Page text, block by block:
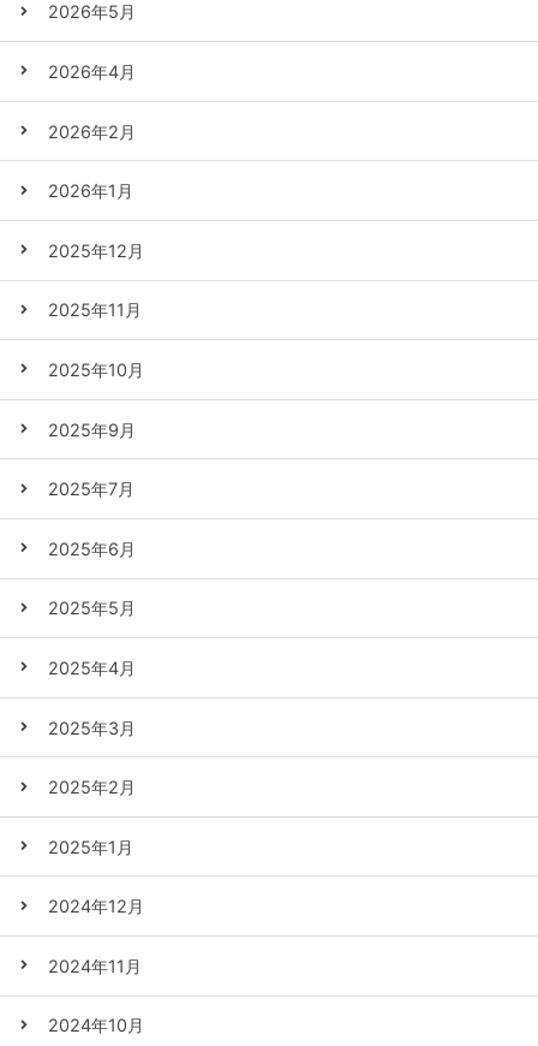
2026年5月
2026年4月
2026年2月
2026年1月
2025年12月
2025年11月
2025年10月
2025年9月
2025年7月
2025年6月
2025年5月
2025年4月
2025年3月
2025年2月
2025年1月
2024年12月
2024年11月
2024年10月